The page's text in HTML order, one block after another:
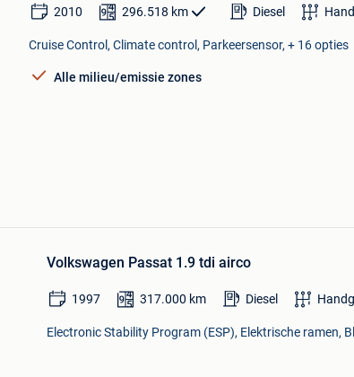
2010 296.518 km Diesel
Cruise Control, Climate control, Parkeersensor, + 16 opties
Alle milieu/emissie zones
Volkswagen Passat 1.9 tdi airco
1997 317.000 km Diesel
Electronic Stability Program (ESP), Elektrische ramen,